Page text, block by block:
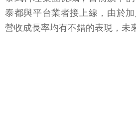
泰都與平台業者接上線，由於
營收成長率均有不錯的表現，未